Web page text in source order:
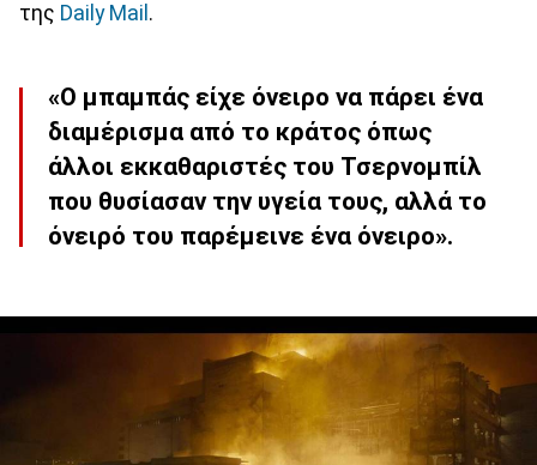
της Daily Mail .
«Ο μπαμπάς είχε όνειρο να πάρει ένα
διαμέρισμα από το κράτος όπως
άλλοι εκκαθαριστές του Τσερνομπίλ
που θυσίασαν την υγεία τους, αλλά το
όνειρό του παρέμεινε ένα όνειρο».